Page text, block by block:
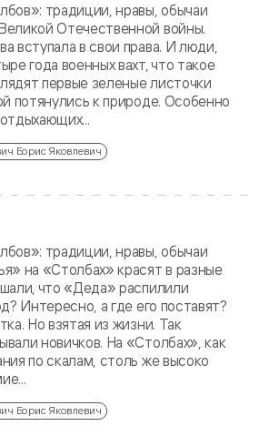
традиции, нравы, обычаи
Отечественной войны.
вступала в свои права. И люди,
года военных вахт, что такое
первые зеленые листочки
потянулись к природе. Особенно
Борис Яковлевич
традиции, нравы, обычаи
на «Столбах» красят в разные
что «Деда» распилили
Интересно, а где его поставят?
Но взятая из жизни. Так
новичков. На «Столбах», как
по скалам, столь же высоко
Борис Яковлевич